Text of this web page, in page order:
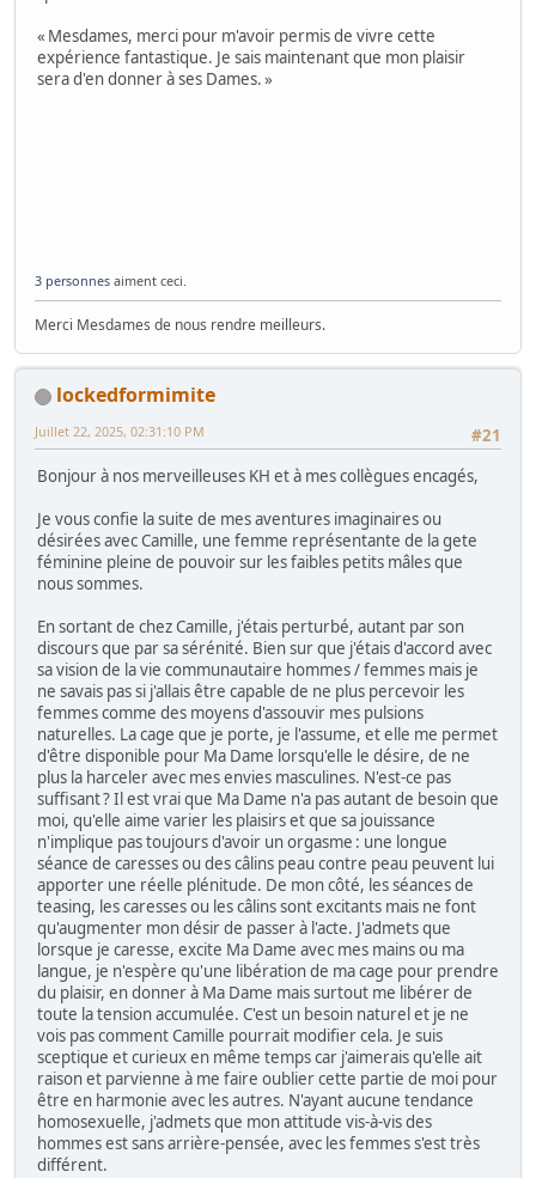
« Mesdames, merci pour m'avoir permis de vivre cette
expérience fantastique. Je sais maintenant que mon plaisir
sera d'en donner à ses Dames. »
3 personnes aiment ceci.
Merci Mesdames de nous rendre meilleurs.
lockedformimite
#21
Juillet 22, 2025, 02:31:10 PM
Bonjour à nos merveilleuses KH et à mes collègues encagés,
Je vous confie la suite de mes aventures imaginaires ou
désirées avec Camille, une femme représentante de la gete
féminine pleine de pouvoir sur les faibles petits mâles que
nous sommes.
En sortant de chez Camille, j'étais perturbé, autant par son
discours que par sa sérénité. Bien sur que j'étais d'accord avec
sa vision de la vie communautaire hommes / femmes mais je
ne savais pas si j'allais être capable de ne plus percevoir les
femmes comme des moyens d'assouvir mes pulsions
naturelles. La cage que je porte, je l'assume, et elle me permet
d'être disponible pour Ma Dame lorsqu'elle le désire, de ne
plus la harceler avec mes envies masculines. N'est-ce pas
suffisant ? Il est vrai que Ma Dame n'a pas autant de besoin que
moi, qu'elle aime varier les plaisirs et que sa jouissance
n'implique pas toujours d'avoir un orgasme : une longue
séance de caresses ou des câlins peau contre peau peuvent lui
apporter une réelle plénitude. De mon côté, les séances de
teasing, les caresses ou les câlins sont excitants mais ne font
qu'augmenter mon désir de passer à l'acte. J'admets que
lorsque je caresse, excite Ma Dame avec mes mains ou ma
langue, je n'espère qu'une libération de ma cage pour prendre
du plaisir, en donner à Ma Dame mais surtout me libérer de
toute la tension accumulée. C'est un besoin naturel et je ne
vois pas comment Camille pourrait modifier cela. Je suis
sceptique et curieux en même temps car j'aimerais qu'elle ait
raison et parvienne à me faire oublier cette partie de moi pour
être en harmonie avec les autres. N'ayant aucune tendance
homosexuelle, j'admets que mon attitude vis-à-vis des
hommes est sans arrière-pensée, avec les femmes s'est très
différent.